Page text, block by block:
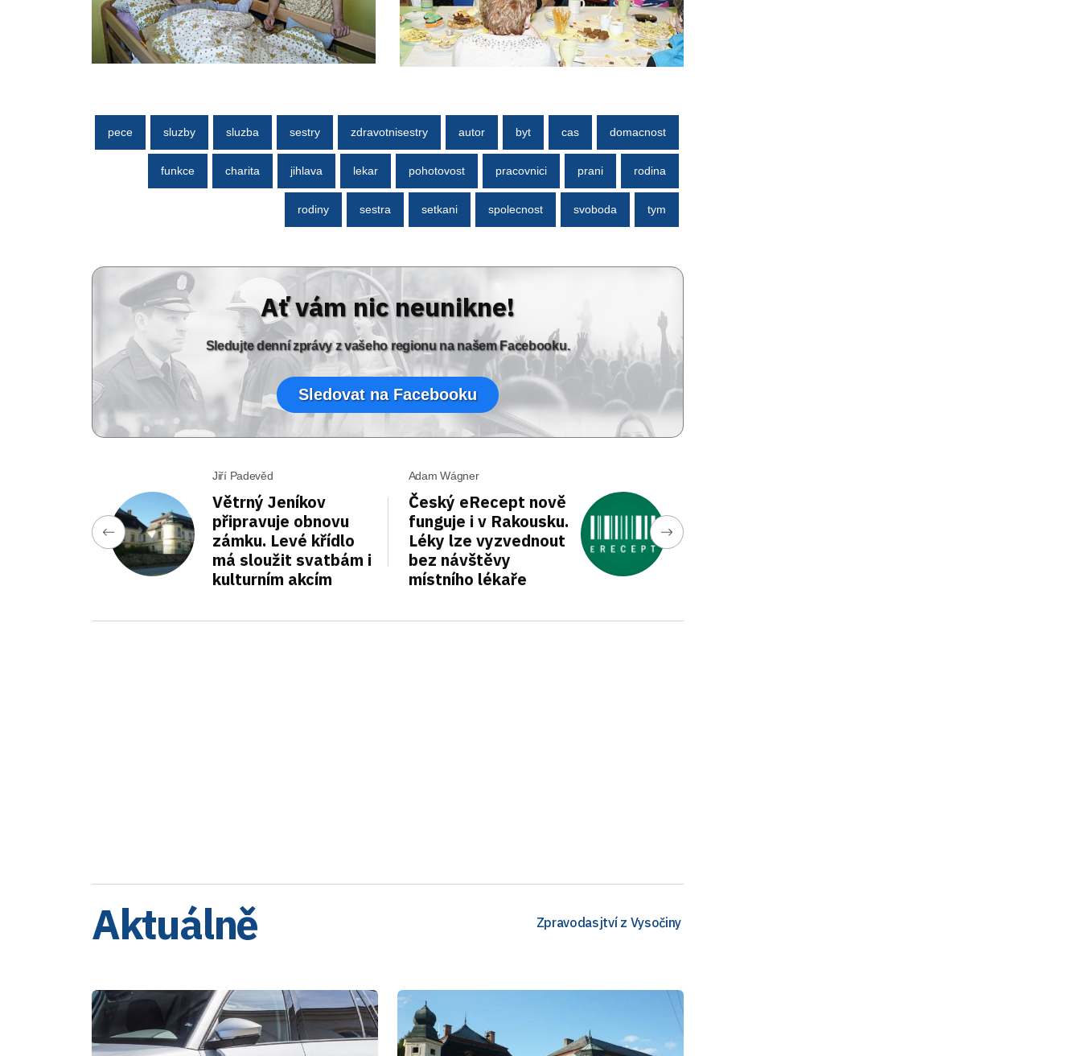
pece sluzby sluzba sestry zdravotnisestry autor byt cas domacnost
funkce charita jihlava lekar pohotovost pracovnici prani rodina
rodiny sestra setkani spolecnost svoboda tym
Ať vám nic neunikne!
Sledujte denní zprávy z vašeho regionu na našem Facebooku.
Sledovat na Facebooku
Jiří Padevěd
Větrný Jeníkov
připravuje obnovu
zámku. Levé křídlo
má sloužit svatbám i
kulturním akcím
Adam Wágner
Český eRecept nově
funguje i v Rakousku.
Léky lze vyzvednout
bez návštěvy
místního lékaře
Aktuálně Zpravodasjtví z Vysočiny